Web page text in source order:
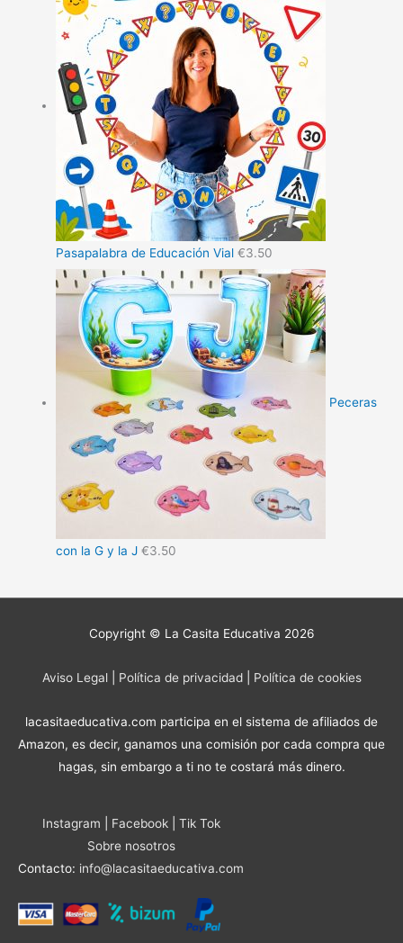
Pasapalabra de Educación Vial €3.50
Peceras
con la G y la J €3.50
Copyright © La Casita Educativa 2026
Aviso Legal| Política de privacidad| Política de cookies
lacasitaeducativa.com participa en el sistema de afiliados de
Amazon, es decir, ganamos una comisión por cada compra que
hagas, sin embargo a ti no te costará más dinero.
Instagram Facebook| Tik Tok
Sobre nosotros
Contacto: info@lacasitaeducativa.com